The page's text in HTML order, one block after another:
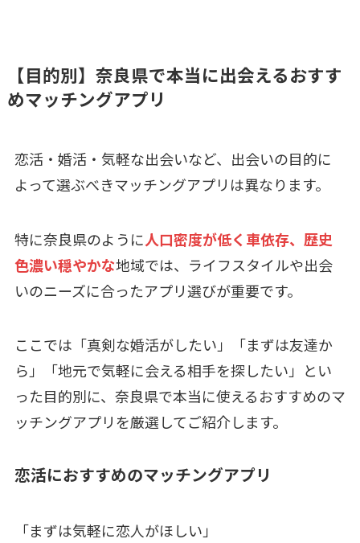
【目的別】奈良県で本当に出会えるおすす
めマッチングアプリ
恋活・婚活・気軽な出会いなど、出会いの目的に
よって選ぶべきマッチングアプリは異なります。
特に奈良県のように人口密度が低く車依存、歴史
色濃い穏やかな地域では、ライフスタイルや出会
いのニーズに合ったアプリ選びが重要です。
ここでは「真剣な婚活がしたい」「まずは友達か
ら」「地元で気軽に会える相手を探したい」とい
った目的別に、奈良県で本当に使えるおすすめのマ
ッチングアプリを厳選してご紹介します。
恋活におすすめのマッチングアプリ
「まずは気軽に恋人がほしい」